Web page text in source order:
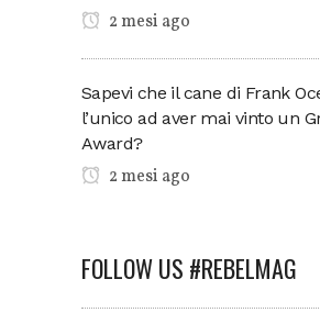
2 mesi ago
Sapevi che il cane di Frank
l’unico ad aver mai vinto un
Award?
2 mesi ago
FOLLOW US #REBELMAG